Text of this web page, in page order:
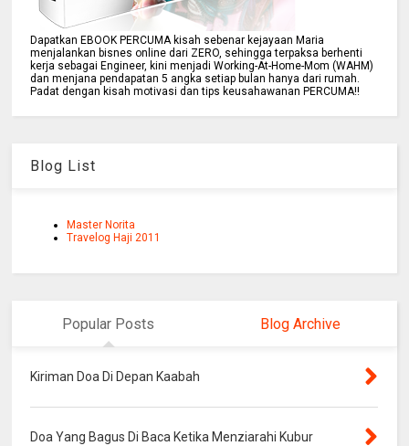
Dapatkan EBOOK PERCUMA kisah sebenar kejayaan Maria
menjalankan bisnes online dari ZERO, sehingga terpaksa berhenti
kerja sebagai Engineer, kini menjadi Working-At-Home-Mom (WAHM)
dan menjana pendapatan 5 angka setiap bulan hanya dari rumah.
Padat dengan kisah motivasi dan tips keusahawanan PERCUMA!!
Blog List
Master Norita
Travelog Haji 2011
Popular Posts Blog Archive
Kiriman Doa Di Depan Kaabah
Doa Yang Bagus Di Baca Ketika Menziarahi Kubur